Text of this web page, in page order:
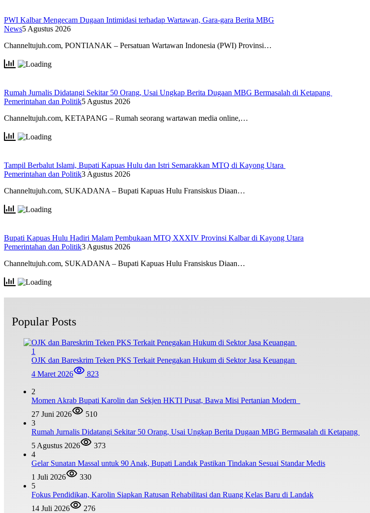
PWI Kalbar Mengecam Dugaan Intimidasi terhadap Wartawan, Gara-gara Berita MBG
News5 Agustus 2026
Channeltujuh.com, PONTIANAK – Persatuan Wartawan Indonesia (PWI) Provinsi…
Rumah Jurnalis Didatangi Sekitar 50 Orang, Usai Ungkap Berita Dugaan MBG Bermasalah di Ketapang
Pemerintahan dan Politik5 Agustus 2026
Channeltujuh.com, KETAPANG – Rumah seorang wartawan media online,…
Tampil Berbalut Islami, Bupati Kapuas Hulu dan Istri Semarakkan MTQ di Kayong Utara
Pemerintahan dan Politik3 Agustus 2026
Channeltujuh.com, SUKADANA – Bupati Kapuas Hulu Fransiskus Diaan…
Bupati Kapuas Hulu Hadiri Malam Pembukaan MTQ XXXIV Provinsi Kalbar di Kayong Utara
Pemerintahan dan Politik3 Agustus 2026
Channeltujuh.com, SUKADANA – Bupati Kapuas Hulu Fransiskus Diaan…
Popular Posts
1
OJK dan Bareskrim Teken PKS Terkait Penegakan Hukum di Sektor Jasa Keuangan
4 Maret 2026
823
2
Momen Akrab Bupati Karolin dan Sekjen HKTI Pusat, Bawa Misi Pertanian Modern
27 Juni 2026
510
3
Rumah Jurnalis Didatangi Sekitar 50 Orang, Usai Ungkap Berita Dugaan MBG Bermasalah di Ketapang
5 Agustus 2026
373
4
Gelar Sunatan Massal untuk 90 Anak, Bupati Landak Pastikan Tindakan Sesuai Standar Medis
1 Juli 2026
330
5
Fokus Pendidikan, Karolin Siapkan Ratusan Rehabilitasi dan Ruang Kelas Baru di Landak
14 Juli 2026
276